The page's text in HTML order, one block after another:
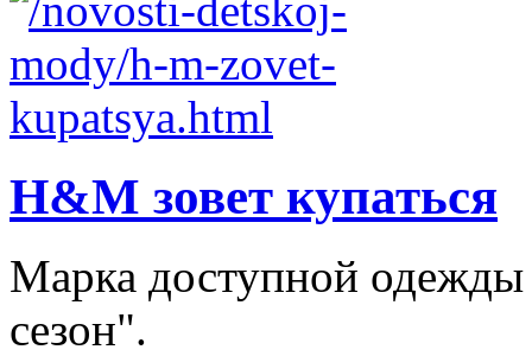
H&M зовет купаться
Марка доступной
сезон".